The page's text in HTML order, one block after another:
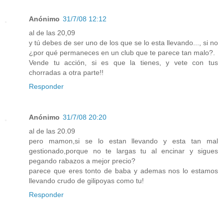
Anónimo 31/7/08 12:12
al de las 20,09
y tú debes de ser uno de los que se lo esta llevando..., si no
¿por qué permaneces en un club que te parece tan malo?.
Vende tu acción, si es que la tienes, y vete con tus
chorradas a otra parte!!
Responder
Anónimo 31/7/08 20:20
al de las 20.09
pero mamon,si se lo estan llevando y esta tan mal
gestionado,porque no te largas tu al encinar y sigues
pegando rabazos a mejor precio?
parece que eres tonto de baba y ademas nos lo estamos
llevando crudo de gilipoyas como tu!
Responder